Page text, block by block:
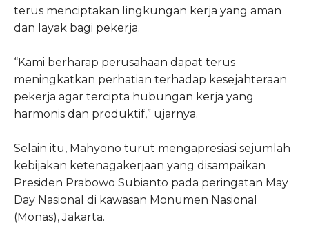
terus menciptakan lingkungan kerja yang aman
dan layak bagi pekerja.
“Kami berharap perusahaan dapat terus
meningkatkan perhatian terhadap kesejahteraan
pekerja agar tercipta hubungan kerja yang
harmonis dan produktif,” ujarnya.
Selain itu, Mahyono turut mengapresiasi sejumlah
kebijakan ketenagakerjaan yang disampaikan
Presiden Prabowo Subianto pada peringatan May
Day Nasional di kawasan Monumen Nasional
(Monas), Jakarta.